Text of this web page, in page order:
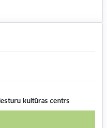
kultūras centrs